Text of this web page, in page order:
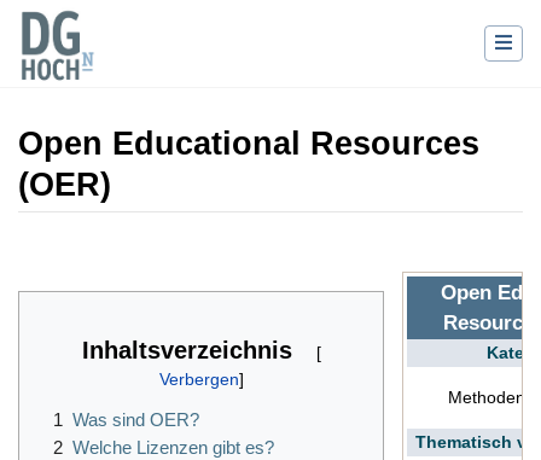
Open Educational Resources
(OER)
Open
Methoden
Thematisch
Inhaltsverzeichnis
1 Was sind OER?
2 Welche Lizenzen gibt es?